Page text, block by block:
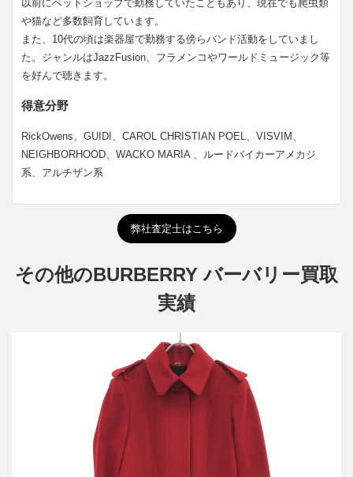
以前にペットショップで勤務していたこともあり、現在でも爬虫類
や猫など多数飼育しています。
また、10代の頃は楽器屋で勤務する傍らバンド活動をしていまし
た。ジャンルはJazzFusion、フラメンコやワールドミュージック等
を好んで聴きます。
得意分野
RickOwens、GUIDI、CAROL CHRISTIAN POEL、VISVIM、
NEIGHBORHOOD、WACKO MARIA 、ルードバイカーアメカジ
系、アルチザン系
弊社査定士はこちら
その他のBURBERRY バーバリー買取
実績
バーバリーロンドン ウールカシミヤステンカラーベルテッドコー